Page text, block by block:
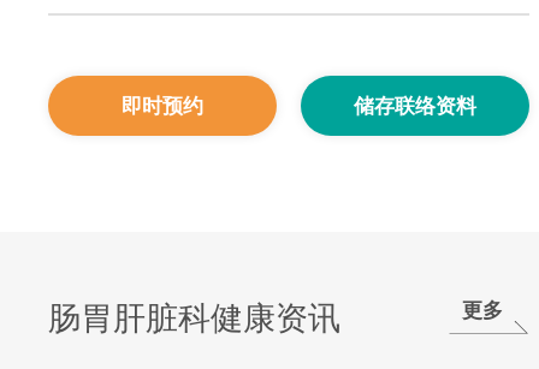
即时预约 储存联络资料
肠胃肝脏科健康资讯 更多